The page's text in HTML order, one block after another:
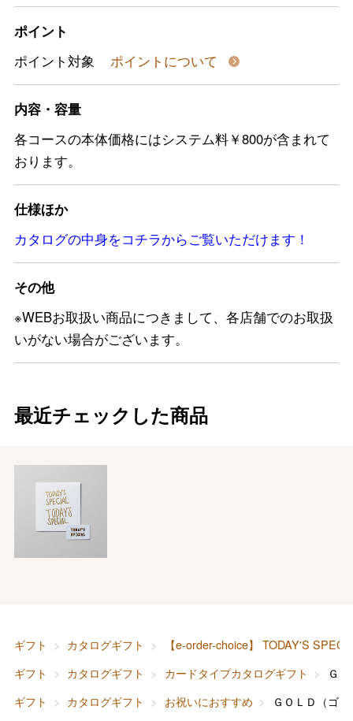
ポイント
ポイント対象
ポイントについて
内容・容量
各コースの本体価格にはシステム料￥800が含まれて
おります。
仕様ほか
カタログの中身をコチラからご覧いただけます！
その他
※WEBお取扱い商品につきまして、各店舗でのお取扱
いがない場合がございます。
最近チェックした商品
ギフト カタログギフト
【e-order-choice】 TODAY'S
ギフト
カタログギフト カードタイプカタログギフト
Ｇ
ギフト
カタログギフト お祝いにおすすめ
ＧＯＬＤ（ゴ